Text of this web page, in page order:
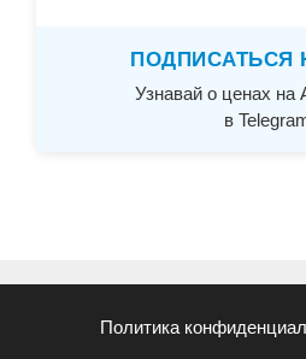
ПОДПИСАТЬСЯ
Узнавай о ценах
в
Политика